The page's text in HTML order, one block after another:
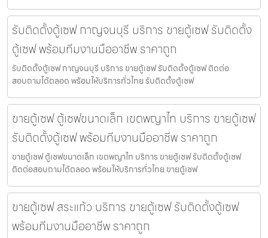
รับติดตั้งตู้เซฟ กาญจนบุรี บริการ ขายตู้เซฟ รับติดตั้ง
ตู้เซฟ พร้อมทีมงานมืออาชีพ ราคาถูก
รับติดตั้งตู้เซฟ กาญจนบุรี บริการ ขายตู้เซฟ รับติดตั้งตู้เซฟ ติดต่อ
สอบถามได้ตลอด พร้อมให้บริการทั่วไทย รับติดตั้งตู้เซฟ
ขายตู้เซฟ ตู้เซฟขนาดเล็ก เขตพญาไท บริการ ขายตู้เซฟ
รับติดตั้งตู้เซฟ พร้อมทีมงานมืออาชีพ ราคาถูก
ขายตู้เซฟ ตู้เซฟขนาดเล็ก เขตพญาไท บริการ ขายตู้เซฟ รับติดตั้งตู้เซฟ
ติดต่อสอบถามได้ตลอด พร้อมให้บริการทั่วไทย ขายตู้เซฟ
ขายตู้เซฟ สระแก้ว บริการ ขายตู้เซฟ รับติดตั้งตู้เซฟ
พร้อมทีมงานมืออาชีพ ราคาถูก